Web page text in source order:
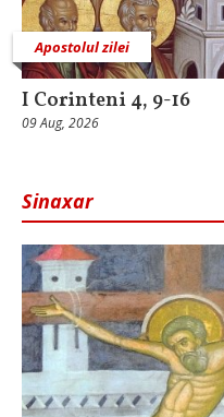
Apostolul zilei
I Corinteni 4, 9-16
09 Aug, 2026
Sinaxar